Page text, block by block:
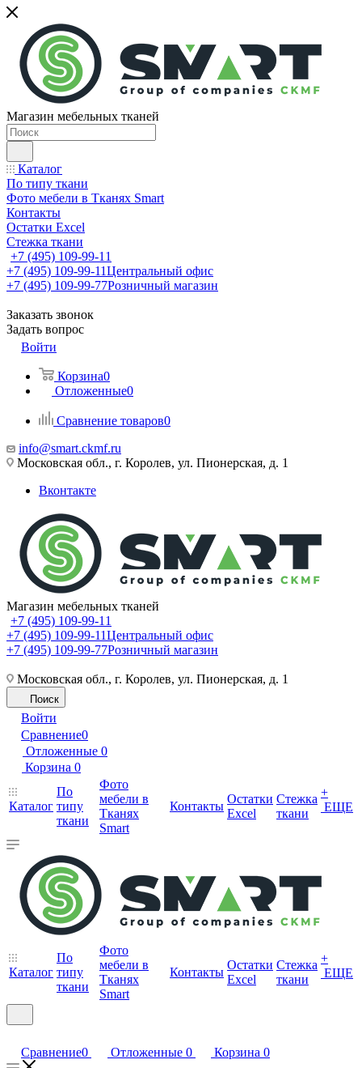
Магазин мебельных тканей
Каталог
По типу ткани
Фото мебели в Тканях Smart
Контакты
Остатки Excel
Стежка ткани
+7 (495) 109-99-11
+7 (495) 109-99-11Центральный офис
+7 (495) 109-99-77Розничный магазин
Заказать звонок
Задать вопрос
Войти
Корзина0
Отложенные0
Сравнение товаров0
info@smart.ckmf.ru
Московская обл., г. Королев, ул. Пионерская, д. 1
Вконтакте
Магазин мебельных тканей
+7 (495) 109-99-11
+7 (495) 109-99-11Центральный офис
+7 (495) 109-99-77Розничный магазин
Московская обл., г. Королев, ул. Пионерская, д. 1
Поиск
Войти
Сравнение0
Отложенные 0
Корзина 0
Каталог
По
типу
ткани
Фото
мебели в
Тканях
Smart
Контакты
Остатки
Excel
Стежка
ткани
+
ЕЩЕ
Каталог
По
типу
ткани
Фото
мебели в
Тканях
Smart
Контакты
Остатки
Excel
Стежка
ткани
+
ЕЩЕ
Сравнение0 Отложенные 0 Корзина 0